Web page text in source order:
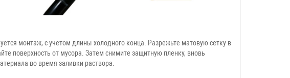
монтаж, с учетом длины холодного конца. Разрежьте матовую сетку в
поверхность от мусора. Затем снимите защитную пленку, вновь
во время заливки раствора.